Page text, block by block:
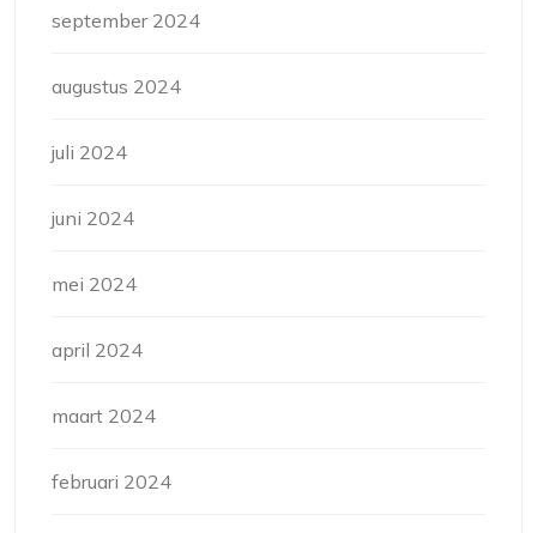
september 2024
augustus 2024
juli 2024
juni 2024
mei 2024
april 2024
maart 2024
februari 2024